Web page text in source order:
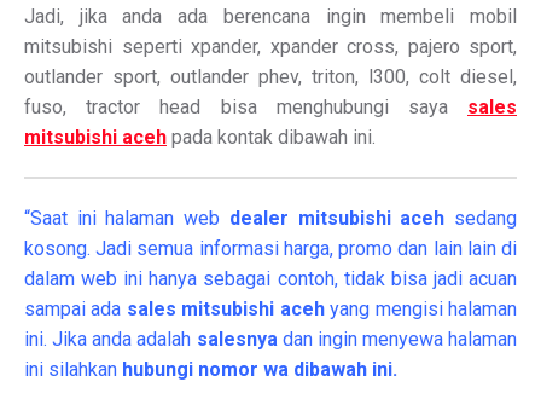
Jadi, jika anda ada berencana ingin membeli mobil
mitsubishi seperti xpander, xpander cross, pajero sport,
outlander sport, outlander phev, triton, l300, colt diesel,
fuso, tractor head bisa menghubungi saya sales
mitsubishi aceh pada kontak dibawah ini.
“Saat ini halaman web dealer mitsubishi aceh sedang
kosong. Jadi semua informasi harga, promo dan lain lain di
dalam web ini hanya sebagai contoh, tidak bisa jadi acuan
sampai ada sales mitsubishi acehyang mengisi halaman
ini. Jika anda adalah salesnyadan ingin menyewa halaman
ini silahkan hubungi nomor wa dibawah ini.